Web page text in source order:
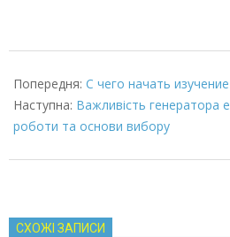
10-
28
Попередня: С чего начать
Наступна: Важливість генератора
роботи та основи вибору
СХОЖІ ЗАПИСИ